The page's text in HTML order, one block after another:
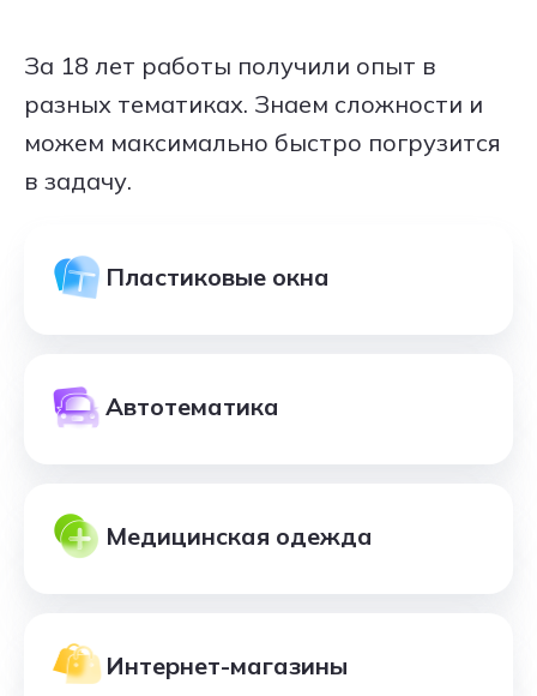
За 18 лет работы получили опыт в
разных тематиках. Знаем сложности и
можем максимально быстро погрузится
в задачу.
Пластиковые окна
Автотематика
Медицинская одежда
Интернет-магазины